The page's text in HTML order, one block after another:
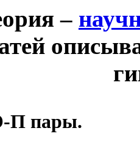
–
П пары.